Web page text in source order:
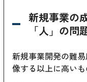
新規事業の
「人」の問
新規事業開発の難
像する以上に高いも